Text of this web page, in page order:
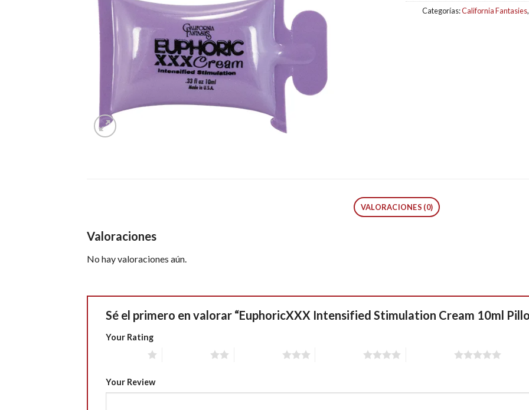
Categorías:California Fantasies
VALORACIONES (0)
Valoraciones
No hay valoraciones aún.
Sé el primero en valorar “EuphoricXXX Intensified Stimulation Cream 10ml
Your Rating
Your Review